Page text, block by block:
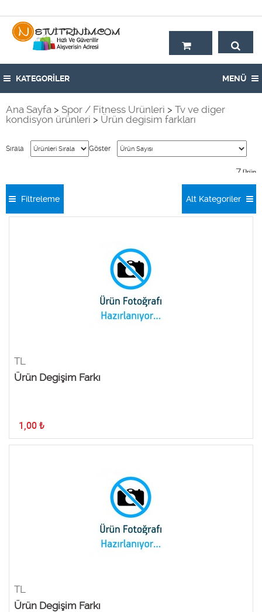
KATEGORİLER MENÜ
Ana Sayfa > Spor / Fitness Ürünleri > Tv ve diger
kondisyon ürünleri > Ürün degisim farkları
Sırala Göster
7 Ürün
Filtreleme Alt Kategoriler
TL
Ürün Degişim Farkı
1,00 ₺
TL
Ürün Degişim Farkı